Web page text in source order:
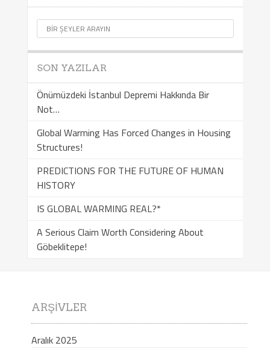
SON YAZILAR
Önümüzdeki İstanbul Depremi Hakkında Bir
Not…
Global Warming Has Forced Changes in Housing
Structures!
PREDICTIONS FOR THE FUTURE OF HUMAN
HISTORY
IS GLOBAL WARMING REAL?*
A Serious Claim Worth Considering About
Göbeklitepe!
ARŞIVLER
Aralık 2025